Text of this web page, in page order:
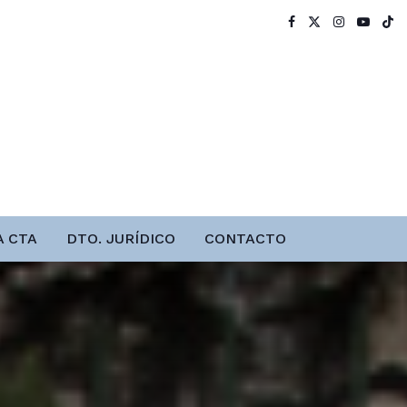
CTA DTO. JURÍDICO CONTACTO